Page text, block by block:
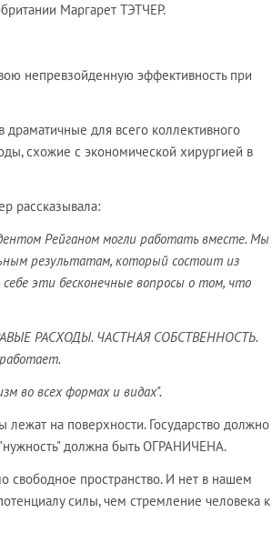
Маргарет ТЭТЧЕР.
непревзойденную эффективность при
драматичные для всего коллективного
схожие с экономической хирургией в
рассказывала:
Рейганом могли работать вместе. Мы
результатам, который состоит из
эти бесконечные вопросы о том, что
РАСХОДЫ. ЧАСТНАЯ СОБСТВЕННОСТЬ.
во всех формах и видах".
на поверхности. Государство должно
должна быть ОГРАНИЧЕНА.
свободное пространство. И нет в нашем
силы, чем стремление человека к